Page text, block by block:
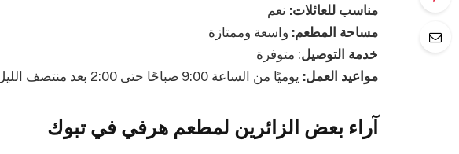
مناسب للعائلات: نعم
مساحة المطعم: واسعة وممتازة
خدمة التوصيل: متوفرة
مواعيد العمل: يوميًا من الساعة 9:00 صباحًا حتى 2:00 بعد منتصف الليل
آراء بعض الزائرين لمطعم هرفي في تبوك